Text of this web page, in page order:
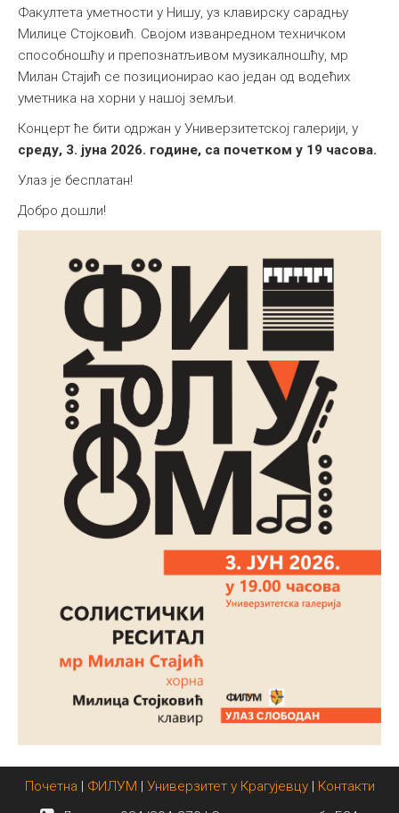
Факултета уметности у Нишу, уз клавирску сарадњу
Милице Стојковић. Својом изванредном техничком
способношћу и препознатљивом музикалношћу, мр
Милан Стајић се позиционирао као један од водећих
уметника на хорни у нашој земљи.
Концерт ће бити одржан у Универзитетској галерији, у
среду, 3. јуна 2026. године, са почетком у 19 часова.
Улаз је бесплатан!
Добро дошли!
Почетна | ФИЛУМ | Универзитет у Крагујевцу| Контакти